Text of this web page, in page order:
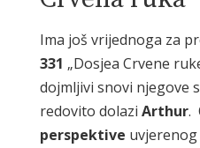
Ima još vrijednoga za
331 „Dosjea Crvene
dojmljivi snovi njegove
redovito dolazi Arthur.
perspektive